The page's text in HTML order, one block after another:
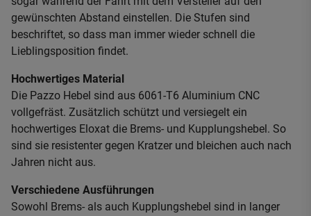
gewünschten Abstand einstellen. Die Stufen sind
beschriftet, so dass man immer wieder schnell die
Lieblingsposition findet.
Hochwertiges Material
Die Pazzo Hebel sind aus 6061-T6 Aluminium CNC
vollgefräst. Zusätzlich schützt und versiegelt ein
hochwertiges Eloxat die Brems- und Kupplungshebel. So
sind sie resistenter gegen Kratzer und bleichen auch nach
Jahren nicht aus.
Verschiedene Ausführungen
Sowohl Brems- als auch Kupplungshebel sind in langer